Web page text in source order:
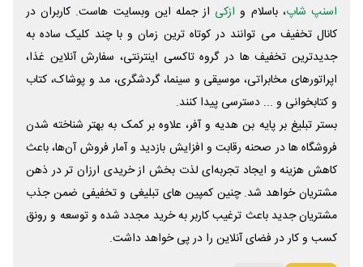
اسنپ شاپ، باسلام و ازکی از جمله این وبسایت ‌هاست. کاربران در
کانال تخفیف می توانند در کوتاه ترین زمان و با چند کلیک ساده به
جدیدترین تخفیف ها در گروه تاکسی اینترنتی، سفارش آنلاین غذا،
اپراتورهای مخابراتی، موسیقی و سینما، گردشگری، مد و پوشاک، کتاب
و کتابخوانی و ... دسترسی پیدا کنند.
بستر تبلیغ بر پایه بن هدیه و آفر، علاوه بر کمک به بهتر شناخته شدن
فروشگاه ها در صحنه رقابت و افزایش بازدید و آمار فروش آن‌ها، باعث
کاهش هزینه و ایجاد تجربه‌ای لذت بخش از خریدی ارزان تر در ذهن
مشتریان خواهد شد. چنین کمپین های تبلیغی و تخفیفی ضمن جذب
مشتریان جدید باعث ترغیب کاربر به خرید مجدد شده و توسعه و رونق
کسب و کار در فضای آنلاین را در پی خواهد داشت.